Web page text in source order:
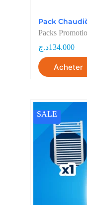
Pack
Packs
134.000د.ج
Acheter
SALE